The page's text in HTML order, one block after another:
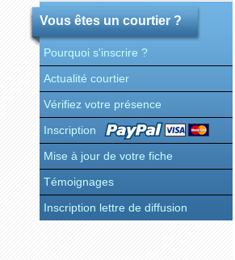
Vous êtes un courtier ?
Pourquoi s'inscrire ?
Actualité courtier
Vérifiez votre présence
Inscription
Mise à jour de votre fiche
Témoignages
Inscription lettre de diffusion